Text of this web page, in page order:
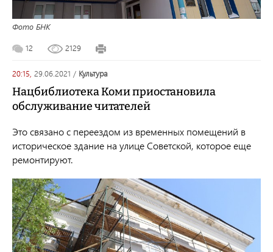
Фото БНК
12 2129
20:15, 29.06.2021 / культура
Нацбиблиотека Коми приостановила
обслуживание читателей
Это связано с переездом из временных помещений в
историческое здание на улице Советской, которое еще
ремонтируют.